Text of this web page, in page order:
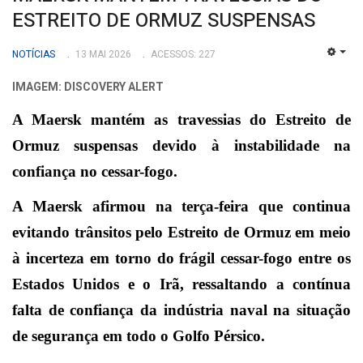
ESTREITO DE ORMUZ SUSPENSAS
NOTÍCIAS 13 MAI 2026 ACESSOS: 227
IMAGEM: DISCOVERY ALERT
A Maersk mantém as travessias do Estreito de
Ormuz suspensas devido à instabilidade na
confiança no cessar-fogo.
A Maersk afirmou na terça-feira que continua
evitando trânsitos pelo Estreito de Ormuz em meio
à incerteza em torno do frágil cessar-fogo entre os
Estados Unidos e o Irã, ressaltando a contínua
falta de confiança da indústria naval na situação
de segurança em todo o Golfo Pérsico.